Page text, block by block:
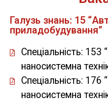
Галузь знань: 15
приладобудування”
Спеціальність: 153
наносистемна
Спеціальність: 176
наносистемна